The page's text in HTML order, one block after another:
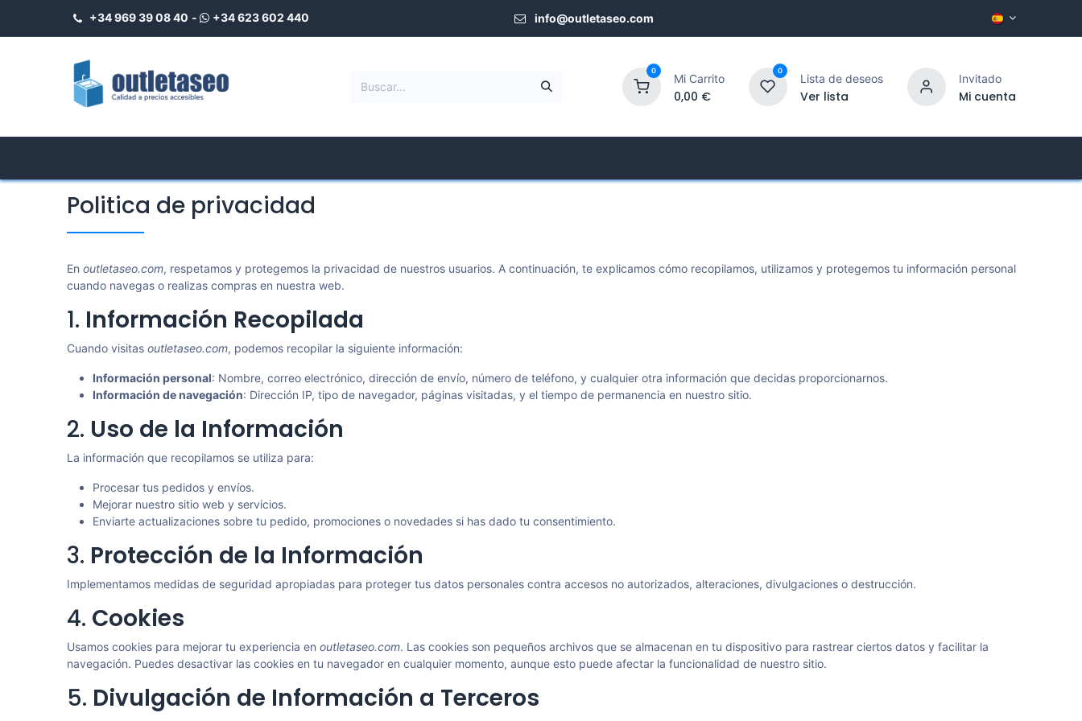
+34 969 39 08 40 - +34 623 602 440 info@outletaseo.​com
0
Mi Carrito
0,00 €
0
Lista de deseos
Ver lista
Invitado
Mi cuenta
Politica de privacidad
En outletaseo.com, respetamos y protegemos la privacidad de nuestros usuarios. A continuación, te explicamos cómo recopilamos, utilizamos y protegemos tu información personal
cuando navegas o realizas compras en nuestra web.
1. Información Recopilada
Cuando visitas outletaseo.com, podemos recopilar la siguiente información:
Información personal: Nombre, correo electrónico, dirección de envío, número de teléfono, y cualquier otra información que decidas proporcionarnos.
Información de navegación: Dirección IP, tipo de navegador, páginas visitadas, y el tiempo de permanencia en nuestro sitio.
2. Uso de la Información
La información que recopilamos se utiliza para:
Procesar tus pedidos y envíos.
Mejorar nuestro sitio web y servicios.
Enviarte actualizaciones sobre tu pedido, promociones o novedades si has dado tu consentimiento.
3. Protección de la Información
Implementamos medidas de seguridad apropiadas para proteger tus datos personales contra accesos no autorizados, alteraciones, divulgaciones o destrucción.
4. Cookies
Usamos cookies para mejorar tu experiencia en outletaseo.com. Las cookies son pequeños archivos que se almacenan en tu dispositivo para rastrear ciertos datos y facilitar la
navegación. Puedes desactivar las cookies en tu navegador en cualquier momento, aunque esto puede afectar la funcionalidad de nuestro sitio.
5. Divulgación de Información a Terceros